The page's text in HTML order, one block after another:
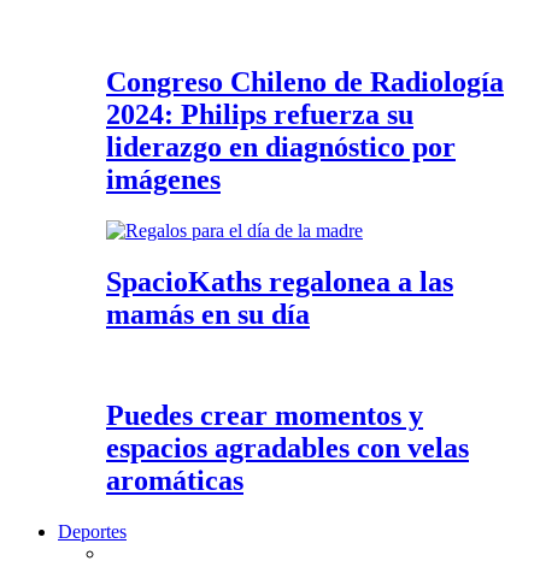
Congreso Chileno de Radiología
2024: Philips refuerza su
liderazgo en diagnóstico por
imágenes
SpacioKaths regalonea a las
mamás en su día
Puedes crear momentos y
espacios agradables con velas
aromáticas
Deportes